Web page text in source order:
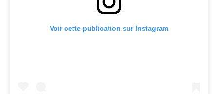
Voir cette publication sur Instagram